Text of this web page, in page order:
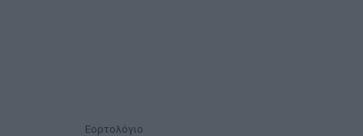
Εορτολόγιο